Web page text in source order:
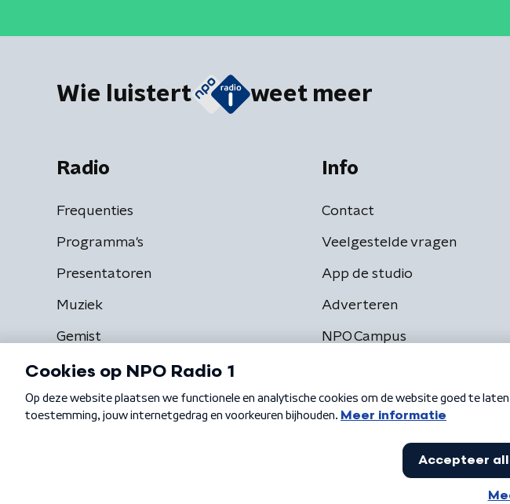
Wie luistert weet meer
Radio
Frequenties
Programma's
Presentatoren
Muziek
Gemist
Info
Contact
Veelgestelde vragen
App de studio
Adverteren
NPO Campus
Algemene voorwaarden Privacybeleid